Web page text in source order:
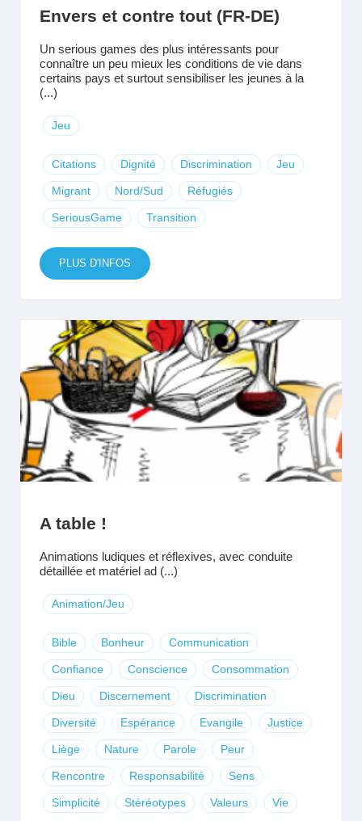
Envers et contre tout (FR-DE)
Un serious games des plus intéressants pour
connaître un peu mieux les conditions de vie dans
certains pays et surtout sensibiliser les jeunes à la
(...)
Jeu
Citations Dignité Discrimination Jeu
Migrant Nord/Sud Réfugiés
SeriousGame Transition
PLUS D'INFOS
A table !
Animations ludiques et réflexives, avec conduite
détaillée et matériel ad (...)
Animation/Jeu
Bible Bonheur Communication
Confiance Conscience Consommation
Dieu Discernement Discrimination
Diversité Espérance Evangile Justice
Liège Nature Parole Peur
Rencontre Responsabilité Sens
Simplicité Stéréotypes Valeurs Vie